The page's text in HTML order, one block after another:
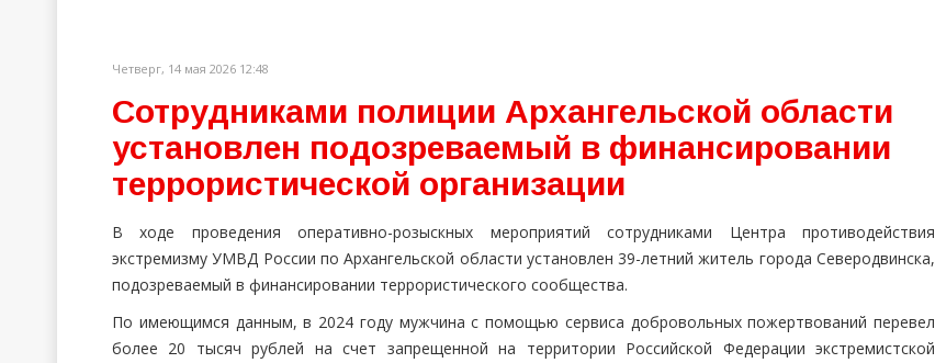
Четверг, 14 мая 2026 12:48
Сотрудниками полиции Архангельской области
установлен подозреваемый в финансировании
террористической организации
В ходе проведения оперативно-розыскных мероприятий сотрудниками Центра противодействия
экстремизму УМВД России по Архангельской области установлен 39-летний житель города Северодвинска,
подозреваемый в финансировании террористического сообщества.
По имеющимся данным, в 2024 году мужчина с помощью сервиса добровольных пожертвований перевел
более 20 тысяч рублей на счет запрещенной на территории Российской Федерации экстремистской